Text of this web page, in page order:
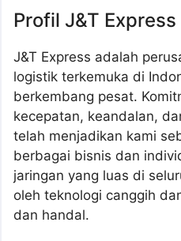
Profil J&T Express
J&T Express adalah
logistik terkemuka di
berkembang pesat.
kecepatan, keandalan,
telah menjadikan kami
berbagai bisnis dan
jaringan yang luas di
oleh teknologi canggih
dan handal.